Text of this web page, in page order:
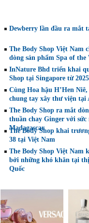
Dewberry lần đầu ra mắt
The Body Shop Việt Nam
dòng sản phẩm Spa of
InNature Bhd triển khai
Shop tại Singapore từ 2025
Cùng Hoa hậu H’Hen
chung tay xây thư viện tại
The Body Shop ra mắt
thuần chay Ginger với
Madagascar
The Body Shop khai
38 tại Việt Nam
The Body Shop Việt Nam
bởi những khó khăn tại
Quốc